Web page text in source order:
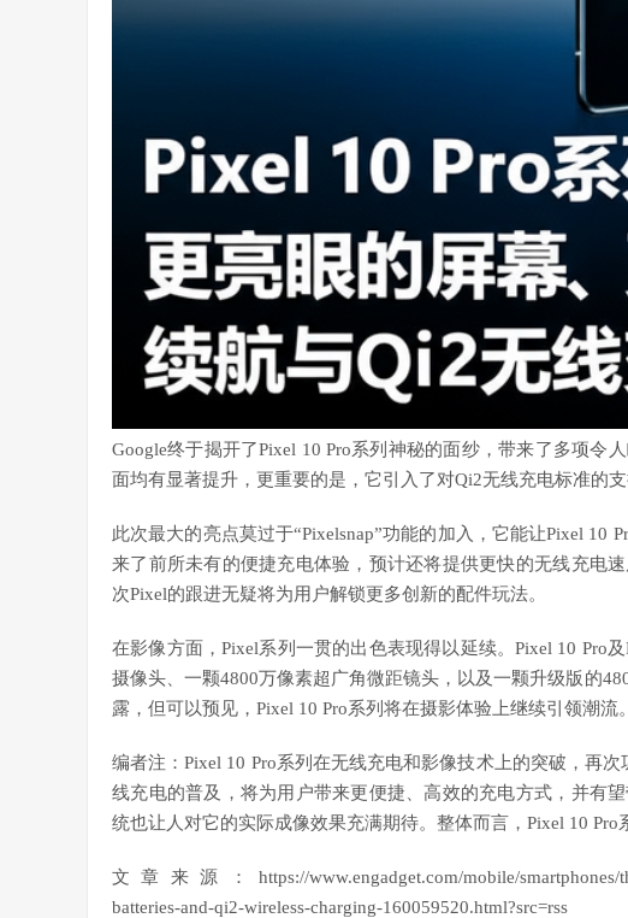
Google终于揭开了Pixel 10 Pro系列神秘的面纱，带来了多项令
面均有显著提升，更重要的是，它引入了对Qi2无线充电标准的支
此次最大的亮点莫过于“Pixelsnap”功能的加入，它能让Pixel 10
来了前所未有的便捷充电体验，预计还将提供更快的无线充电
次Pixel的跟进无疑将为用户解锁更多创新的配件玩法。
在影像方面，Pixel系列一贯的出色表现得以延续。Pixel 10 Pro
摄像头、一颗4800万像素超广角微距镜头，以及一颗升级版的
露，但可以预见，Pixel 10 Pro系列将在摄影体验上继续引领潮流。
编者注：Pixel 10 Pro系列在无线充电和影像技术上的突破，再
线充电的普及，将为用户带来更便捷、高效的充电方式，并有
统也让人对它的实际成像效果充满期待。整体而言，Pixel 10 Pro
文章来源：https://www.engadget.com/mobile/smartphones/
batteries-and-qi2-wireless-charging-160059520.html?src=rss